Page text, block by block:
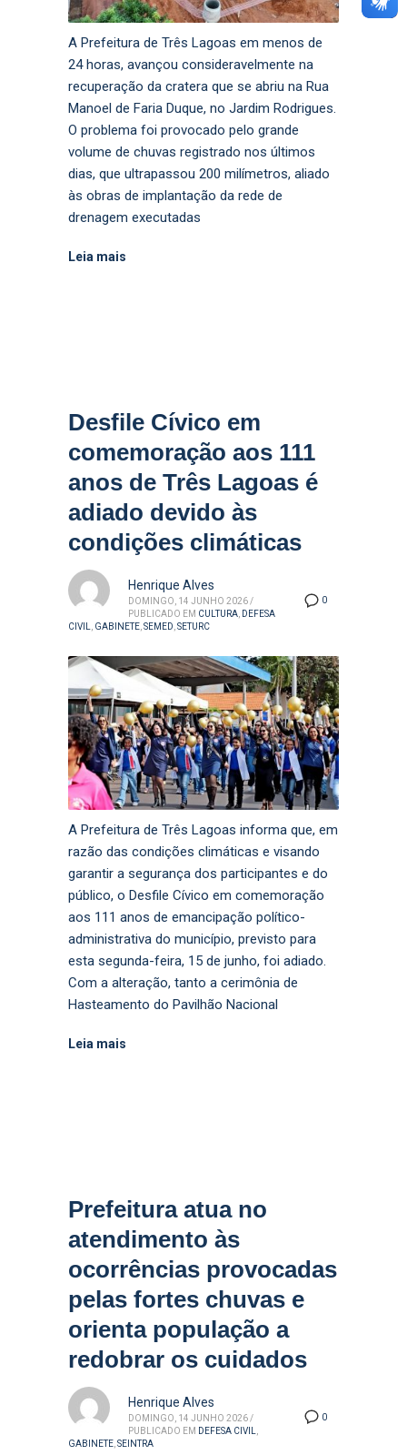
A Prefeitura de Três Lagoas em menos de
24 horas, avançou consideravelmente na
recuperação da cratera que se abriu na Rua
Manoel de Faria Duque, no Jardim Rodrigues.
O problema foi provocado pelo grande
volume de chuvas registrado nos últimos
dias, que ultrapassou 200 milímetros, aliado
às obras de implantação da rede de
drenagem executadas
Leia mais
Desfile Cívico em
comemoração aos 111
anos de Três Lagoas é
adiado devido às
condições climáticas
0
Henrique Alves
DOMINGO, 14 JUNHO 2026 /
PUBLICADO EM CULTURA DEFESA
CIVIL
GABINETE SEMED SETURC
A Prefeitura de Três Lagoas informa que, em
razão das condições climáticas e visando
garantir a segurança dos participantes e do
público, o Desfile Cívico em comemoração
aos 111 anos de emancipação político-
administrativa do município, previsto para
esta segunda-feira, 15 de junho, foi adiado.
Com a alteração, tanto a cerimônia de
Hasteamento do Pavilhão Nacional
Leia mais
Prefeitura atua no
atendimento às
ocorrências provocadas
pelas fortes chuvas e
orienta população a
redobrar os cuidados
0
Henrique Alves
DOMINGO, 14 JUNHO 2026 /
PUBLICADO EM DEFESA CIVIL
GABINETE SEINTRA